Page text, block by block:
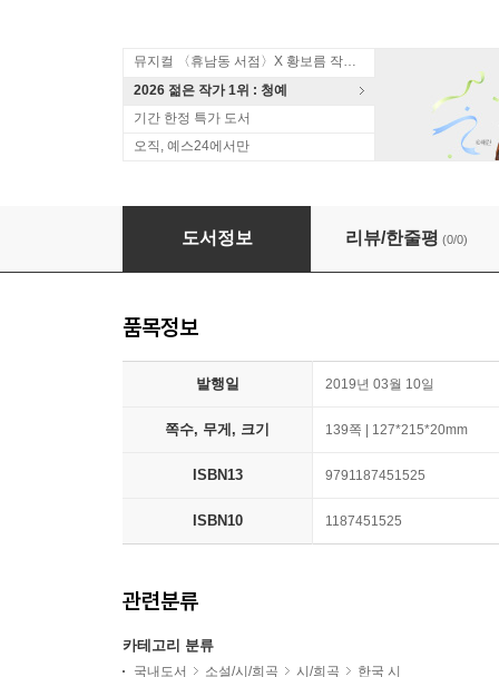
뮤지컬 〈휴남동 서점〉X 황보름 작가 북토크
2026 젊은 작가 1위 : 청예
기간 한정 특가 도서
오직, 예스24에서만
그가 잠깨는 순간
도서정보 리뷰/한줄평 (0/0)
품목정보
발행일 2019년 03월 10일
쪽수, 무게, 크기 139쪽 | 127*215*20mm
ISBN13 9791187451525
ISBN10 1187451525
관련분류
카테고리 분류
국내도서 소설/시/희곡 시/희곡 한국 시